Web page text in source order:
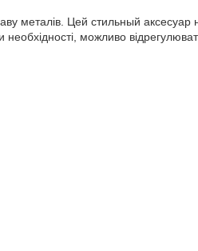
металів. Цей стильный аксесуар
можливо